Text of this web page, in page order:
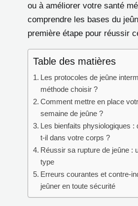
ou à améliorer votre santé
comprendre les bases du
première étape pour réussir
Table des matières
Les protocoles de jeûne
méthode choisir ?
Comment mettre en place
semaine de jeûne ?
Les bienfaits physiologiques :
t-il dans votre corps ?
Réussir sa rupture de jeûne :
type
Erreurs courantes et contre-
jeûner en toute sécurité